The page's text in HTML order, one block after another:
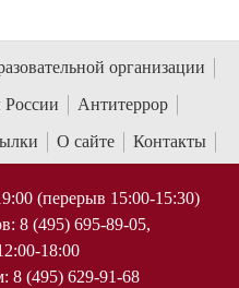
организации
Антитеррор
О сайте Контакты
(перерыв 15:00-15:30)
8 (495) 695-89-05,
18:00
8 (495) 629-91-68